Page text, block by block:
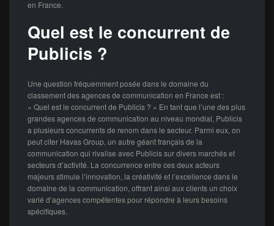
en France.
Quel est le concurrent de
Publicis ?
Une question fréquemment posée dans le domaine du
classement des agences de communication en France est :
« Quel est le concurrent de Publicis ? » En tant que l’une des plus
grandes agences de communication au niveau mondial, Publicis
a plusieurs concurrents de renom dans le secteur. Parmi eux, on
peut citer Havas Group, un autre géant français de la
communication qui rivalise avec Publicis sur divers marchés et
secteurs d’activité. La concurrence entre ces deux acteurs
majeurs stimule l’innovation, la créativité et l’excellence dans le
domaine de la communication, offrant ainsi aux clients un choix
varié d’agences compétentes pour répondre à leurs besoins
spécifiques.